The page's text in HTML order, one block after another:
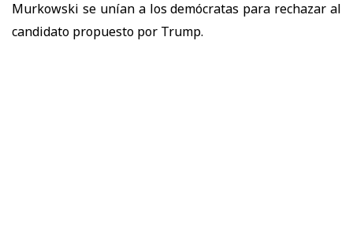
Murkowski se unían a los demócratas para rechazar al
candidato propuesto por Trump.